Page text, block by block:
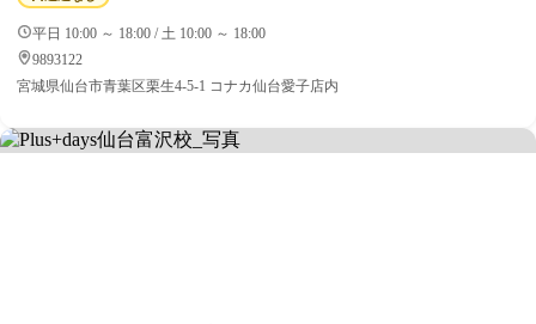
平日 10:00 ～ 18:00 / 土 10:00 ～ 18:00
9893122
宮城県仙台市青葉区栗生4-5-1 コナカ仙台愛子店内